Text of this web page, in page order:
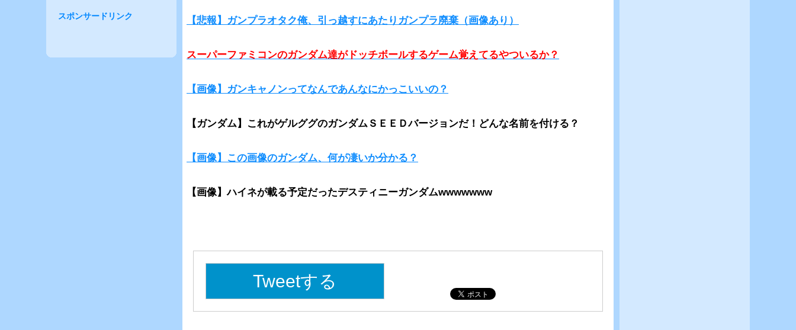
【悲報】ガンプラオタク俺、引っ越すにあたりガンプラ廃棄（画像あり）
スーパーファミコンのガンダム達がドッチボールするゲーム覚えてるやついるか？
【画像】ガンキャノンってなんであんなにかっこいいの？
【ガンダム】これがゲルググのガンダムＳＥＥＤバージョンだ！どんな名前を付ける？
【画像】この画像のガンダム、何が凄いか分かる？
【画像】ハイネが載る予定だったデスティニーガンダムwwwwwww
Tweetする
スポンサードリンク